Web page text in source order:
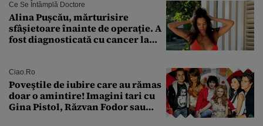
Ce Se Întâmplă Doctore
Alina Pușcău, mărturisire
sfâșietoare înainte de operație. A
fost diagnosticată cu cancer la
îmi salvez viața”
Ciao.ro
Poveştile de iubire care au rămas
doar o amintire! Imagini tari cu
Gina Pistol, Răzvan Fodor sau